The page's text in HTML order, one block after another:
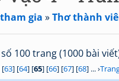
gia »Thơ thành
100 trang (1000 bài
[63] [64] [65] [66] [67] [68] ... ›